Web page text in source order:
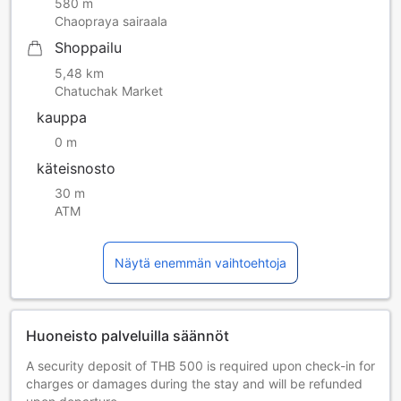
580 m
Chaopraya sairaala
Shoppailu
5,48 km
Chatuchak Market
kauppa
0 m
käteisnosto
30 m
ATM
Näytä enemmän vaihtoehtoja
Huoneisto palveluilla säännöt
A security deposit of THB 500 is required upon check-in for
charges or damages during the stay and will be refunded